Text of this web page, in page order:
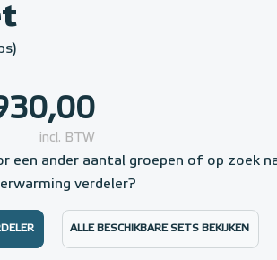
incl. BTW
een ander aantal groepen of op zoek
verdeler?
ALLE BESCHIKBARE SETS BEKIJKEN